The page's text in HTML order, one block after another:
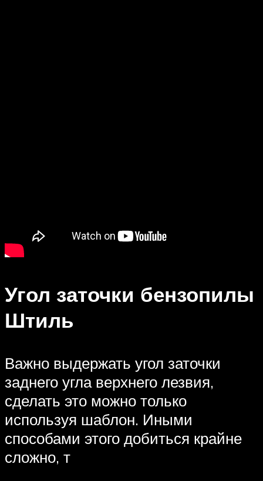
Угол заточки бензопилы
Штиль
Важно выдержать угол заточки
заднего угла верхнего лезвия,
сделать это можно только
используя шаблон. Иными
способами этого добиться крайне
сложно, т